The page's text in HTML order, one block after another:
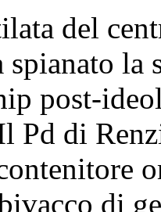
del
la
post-
Pd di
di